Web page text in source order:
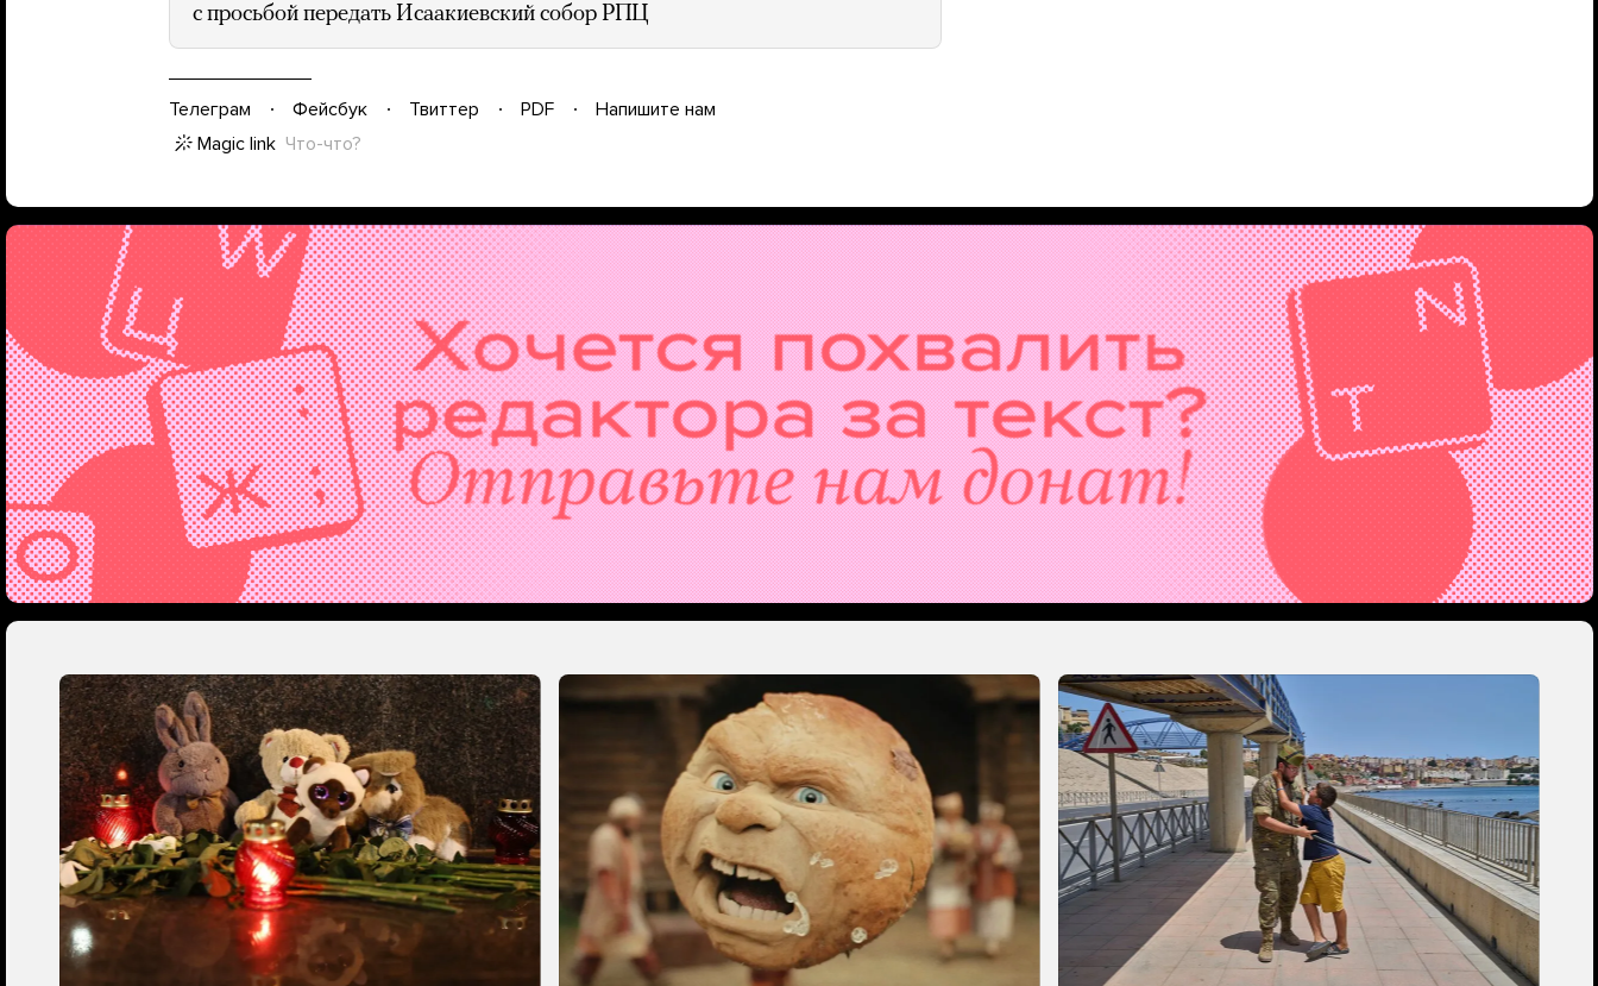
с просьбой передать Исаакиевский собор РПЦ
Телеграм Фейсбук Твиттер PDF
Напишите нам
Magic link Что-что?